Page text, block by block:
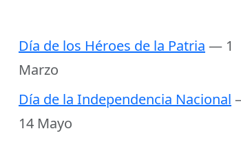
Día de los Héroes de la Patria — 1
Marzo
Día de la Independencia Nacional
14 Mayo